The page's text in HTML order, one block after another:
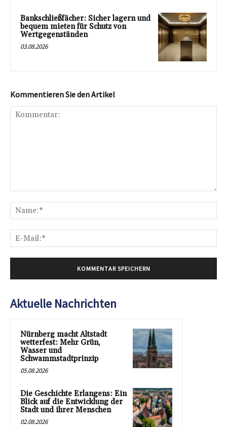
Bankschließfächer: Sicher lagern und
bequem mieten für Schutz von
Wertgegenständen
03.08.2026
Kommentieren Sie den Artikel
Aktuelle Nachrichten
Nürnberg macht Altstadt
wetterfest: Mehr Grün,
Wasser und
Schwammstadtprinzip
05.08.2026
Die Geschichte Erlangens: Ein
Blick auf die Entwicklung der
Stadt und ihrer Menschen
02.08.2026